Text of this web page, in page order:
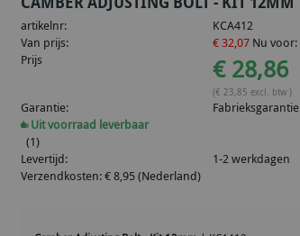
artikelnr:
KCA412
Van prijs:
€ 32,07 Nu voor:
Prijs
€ 28,86
(€ 23,85 excl. btw )
Garantie:
Fabrieksgarantie
Uit voorraad leverbaar
(1)
Levertijd:
1-2 werkdagen
Verzendkosten: € 8,95 (Nederland)